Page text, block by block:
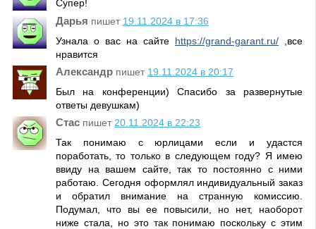
Супер!
Дарья пишет 19.11.2024 в 17:36
Узнала о вас на сайте https://grand-garant.ru/ ,все
нравится
Александр пишет 19.11.2024 в 20:17
Был на конференции) Спасибо за развернутые
ответы девушкам)
Стас пишет 20.11.2024 в 22:23
Так понимаю с юрлицами если и удастся
поработать, то только в следующем году? Я имею
ввиду на вашем сайте, так то постоянно с ними
работаю. Сегодня оформлял индивидуальный заказ
и обратил внимание на странную комиссию.
Подумал, что вы ее повысили, но нет, наоборот
ниже стала, но это так понимаю поскольку с этим